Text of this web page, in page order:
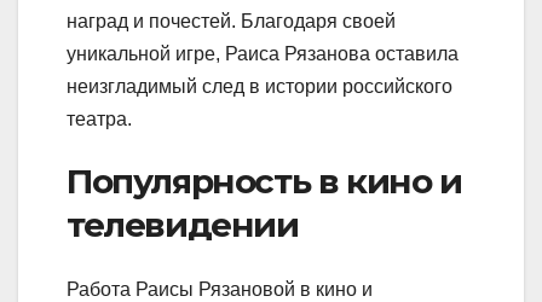
наград и почестей. Благодаря своей
уникальной игре, Раиса Рязанова оставила
неизгладимый след в истории российского
театра.
Популярность в кино и
телевидении
Работа Раисы Рязановой в кино и